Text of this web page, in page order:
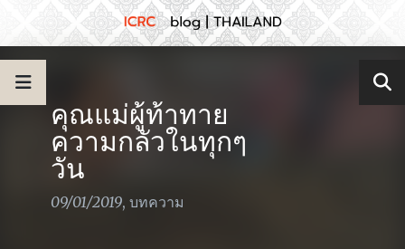
คุณแม่ผู้ท้าทาย
ความกลัวในทุกๆ
วัน
09/01/2019, บทความ